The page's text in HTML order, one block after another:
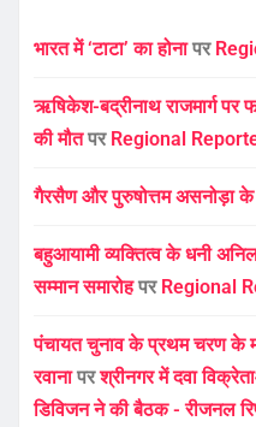
भारत में ‘टाटा’ का होनापर
ऋषिकेश-बद्रीनाथ राजमार्ग
की मौतपर Regional
गैरसैण और पुरुषोत्तम असनोड़ा के
बहुआयामी व्यक्तित्व के धनी
सम्मान समारोहपर Regional
पंचायत चुनाव के प्रथम चरण के
रवानापरश्रीनगर में दवा
डिविजन ने की बैठक - रीजनल